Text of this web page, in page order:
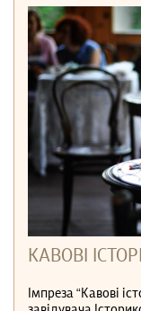
КАВОВІ
Імпреза “Кавові